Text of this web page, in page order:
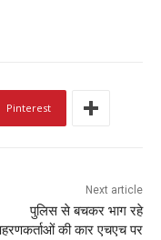
Pinterest
Next article
पुलिस से बचकर भाग रहे
की कार एचएच पर